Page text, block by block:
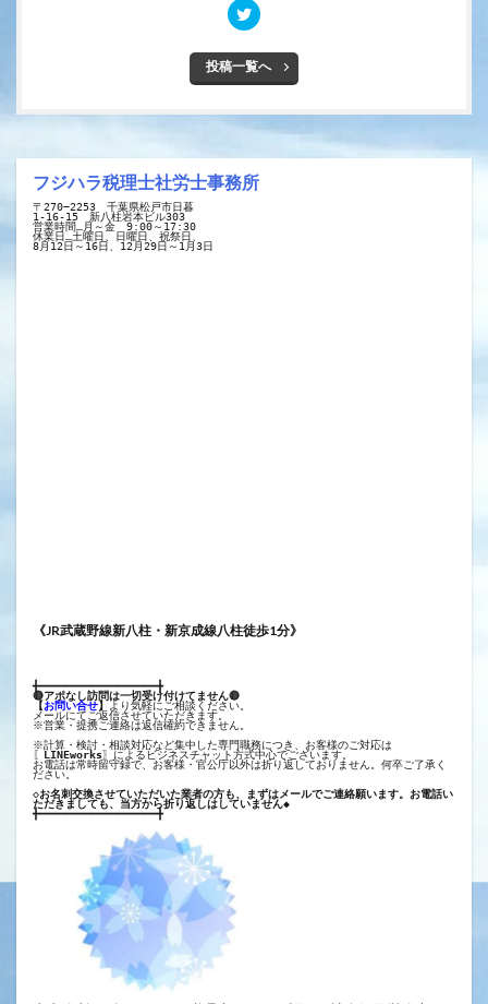
投稿一覧へ
フジハラ税理士社労士事務所
〒270−2253　千葉県松戸市日暮
1-16-15　新八柱岩本ビル303
営業時間…月～金　9:00～17:30
休業日…土曜日、日曜日、祝祭日、
8月12日～16日、12月29日～1月3日
《JR武蔵野線新八柱・新京成線八柱徒歩1分》
╋━━━━━━━━━━━━━━━━━━╋
🔴アポなし訪問は一切受け付けてません🔴
【お問い合せ】より気軽にご相談ください。
メールにてご返信させていただきます。
※営業・提携ご連絡は返信確約できません。
※計算・検討・相談対応など集中した専門職務につき、お客様のご対応は
〖 LINEworks〗によるビジネスチャット方式中心でございます。
お電話は常時留守録で、お客様・官公庁以外は折り返しておりません。何卒ご了承く
ださい。
◇お名刺交換させていただいた業者の方も、まずはメールでご連絡願います。お電話い
ただきましても、当方から折り返しはしていません◆
╋━━━━━━━━━━━━━━━━━━╋